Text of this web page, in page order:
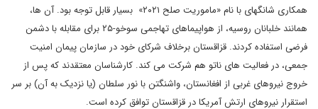
همکاری شانگهای با نام «ماموریت صلح ۲۰۲۱» بسیار قابل توجه بود. آن ها،
همانند خلبانان روسیه، از هواپیماهای تهاجمی سوخو-۲۵ برای مقابله با دشمن
فرضی استفاده کردند. قزاقستان برخلاف شرکای خود در سازمان پیمان امنیت
جمعی، در فعالیت های ناتو هم شرکت می کند. کارشناسان معتقدند که پس از
خروج نیروهای غربی از افغانستان، واشنگتن با نور سلطان (یا نزدیک به آن) بر سر
استقرار نیروهای ارتش آمریکا در قزاقستان توافق کرده است.